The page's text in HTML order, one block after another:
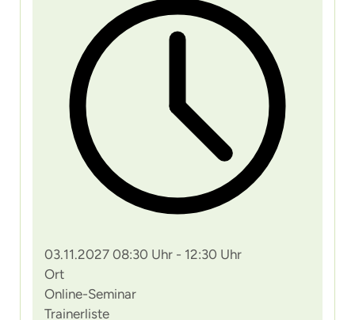
03.11.2027 08:30 Uhr - 12:30 Uhr
Ort
Online-Seminar
Trainerliste